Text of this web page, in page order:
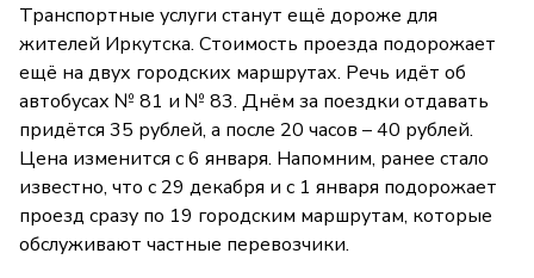
Транспортные услуги станут ещё дороже для
жителей Иркутска. Стоимость проезда подорожает
ещё на двух городских маршрутах. Речь идёт об
автобусах № 81 и № 83. Днём за поездки отдавать
придётся 35 рублей, а после 20 часов – 40 рублей.
Цена изменится с 6 января. Напомним, ранее стало
известно, что с 29 декабря и с 1 января подорожает
проезд сразу по 19 городским маршрутам, которые
обслуживают частные перевозчики.